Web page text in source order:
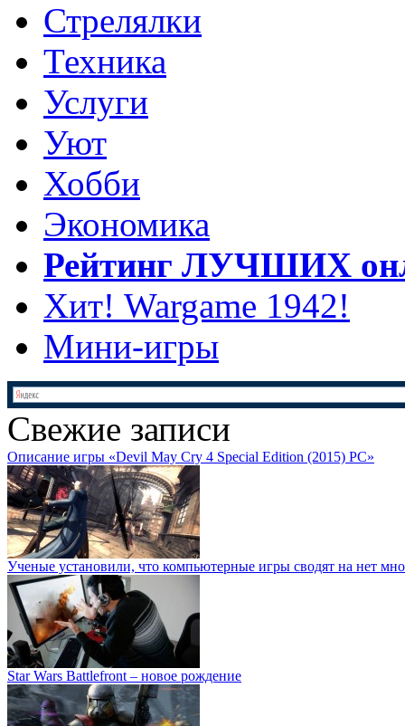
Стрелялки
Техника
Услуги
Уют
Хобби
Экономика
Рейтинг ЛУЧШИХ
Хит! Wargame 1942!
Мини-игры
Свежие записи
Описание игры «Devil May Cry 4 Special Edition (2015) PC»
Ученые установили, что компьютерные игры сводят на нет
Star Wars Battlefront – новое рождение